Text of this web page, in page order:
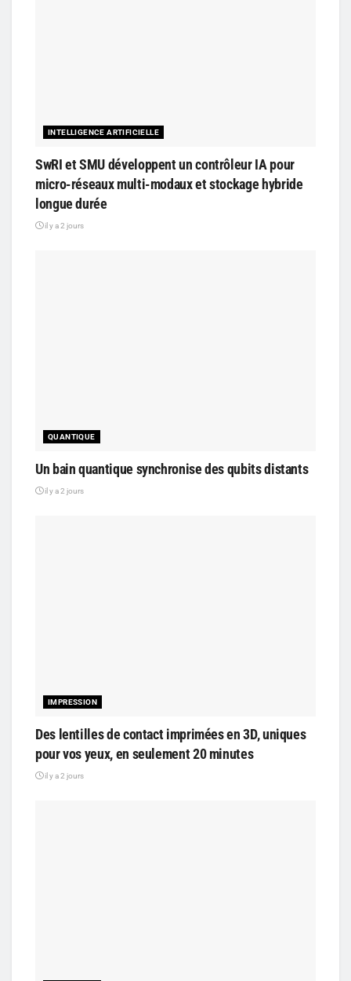
INTELLIGENCE ARTIFICIELLE
SwRI et SMU développent un contrôleur IA pour
micro-réseaux multi-modaux et stockage hybride
longue durée
il y a 2 jours
QUANTIQUE
Un bain quantique synchronise des qubits distants
il y a 2 jours
IMPRESSION
Des lentilles de contact imprimées en 3D, uniques
pour vos yeux, en seulement 20 minutes
il y a 2 jours